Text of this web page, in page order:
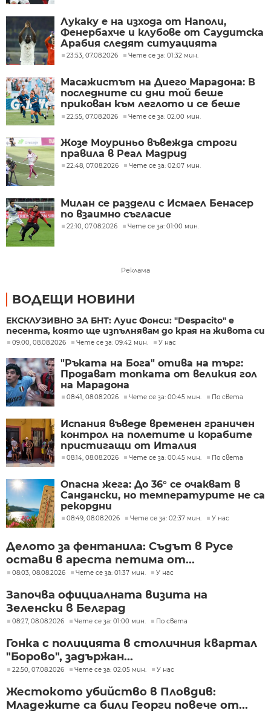
Лукаку е на изхода от Наполи,
Фенербахче и клубове от Саудитска
Арабия следят ситуацията
23:53, 07.08.2026 Чете се за: 01:32 мин.
Масажистът на Диего Марадона: В
последните си дни той беше
прикован към леглото и се беше
предал
22:55, 07.08.2026 Чете се за: 02:00 мин.
Жозе Моуриньо въвежда строги
правила в Реал Мадрид
22:48, 07.08.2026 Чете се за: 02:07 мин.
Милан се раздели с Исмаел Бенасер
по взаимно съгласие
22:10, 07.08.2026 Чете се за: 01:00 мин.
Реклама
ВОДЕЩИ НОВИНИ
ЕКСКЛУЗИВНО ЗА БНТ: Луис Фонси: "Despacito" е
песента, която ще изпълнявам до края на живота си
09:00, 08.08.2026 Чете се за: 09:42 мин. У нас
"Ръката на Бога" отива на търг:
Продават топката от великия гол
на Марадона
08:41, 08.08.2026 Чете се за: 00:45 мин. По света
Испания въведе временен граничен
контрол на полетите и корабите
пристигащи от Италия
08:14, 08.08.2026 Чете се за: 00:45 мин. По света
Опасна жега: До 36° се очакват в
Сандански, но температурите не са
рекордни
08:49, 08.08.2026 Чете се за: 02:37 мин. У нас
Делото за фентанила: Съдът в Русе
остави в ареста петима от...
08:03, 08.08.2026 Чете се за: 01:37 мин. У нас
Започва официалната визита на
Зеленски в Белград
08:27, 08.08.2026 Чете се за: 01:00 мин. По света
Гонка с полицията в столичния квартал
"Борово", задържан...
22:50, 07.08.2026 Чете се за: 02:05 мин. У нас
Жестокото убийство в Пловдив:
Младежите са били Георги повече от...